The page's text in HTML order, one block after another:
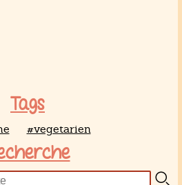
Tags
#vegetarien